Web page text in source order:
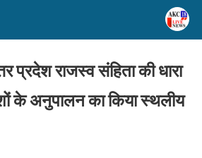
प्रदेश राजस्व संहिता की धारा
के अनुपालन का किया स्थलीय